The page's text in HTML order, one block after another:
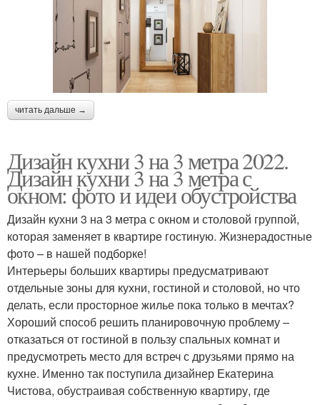
читать дальше →
Дизайн кухни 3 на 3 метра 2022.
Дизайн кухни 3 на 3 метра с
окном: фото и идеи обустройства
Дизайн кухни 3 на 3 метра с окном и столовой группой,
которая заменяет в квартире гостиную. Жизнерадостные
фото – в нашей подборке!
Интерьеры больших квартиры предусматривают
отдельные зоны для кухни, гостиной и столовой, но что
делать, если просторное жилье пока только в мечтах?
Хороший способ решить планировочную проблему –
отказаться от гостиной в пользу спальных комнат и
предусмотреть место для встреч с друзьями прямо на
кухне. Именно так поступила дизайнер Екатерина
Чистова, обустраивая собственную квартиру, где